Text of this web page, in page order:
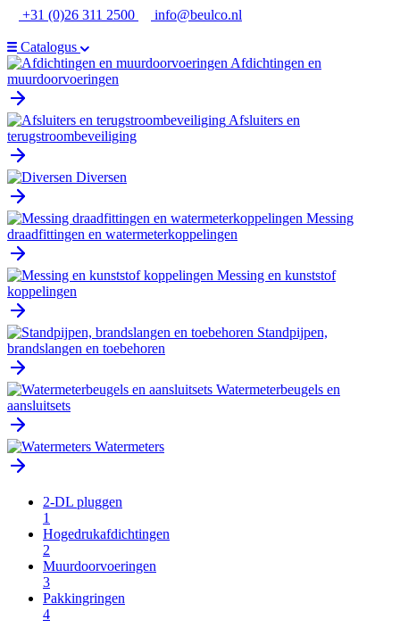
Ga
de
inhoud
+31 (0)26 311 2500 info@beulco.nl
Catalogus
Afdichtingen en
muurdoorvoeringen
Afsluiters en
terugstroombeveiliging
Diversen
Messing
draadfittingen en watermeterkoppelingen
Messing en kunststof
koppelingen
Standpijpen,
brandslangen en toebehoren
Watermeterbeugels en
aansluitsets
Watermeters
2-DL pluggen
1
Hogedrukafdichtingen
2
Muurdoorvoeringen
3
Pakkingringen
4